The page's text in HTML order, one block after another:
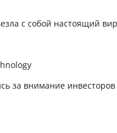
с собой настоящий
за внимание